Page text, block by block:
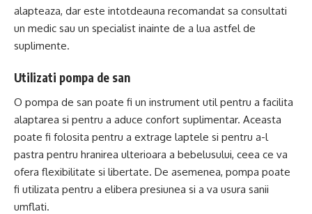
alapteaza, dar este intotdeauna recomandat sa consultati
un medic sau un specialist inainte de a lua astfel de
suplimente.
Utilizati pompa de san
O pompa de san poate fi un instrument util pentru a facilita
alaptarea si pentru a aduce confort suplimentar. Aceasta
poate fi folosita pentru a extrage laptele si pentru a-l
pastra pentru hranirea ulterioara a bebelusului, ceea ce va
ofera flexibilitate si libertate. De asemenea, pompa poate
fi utilizata pentru a elibera presiunea si a va usura sanii
umflati.